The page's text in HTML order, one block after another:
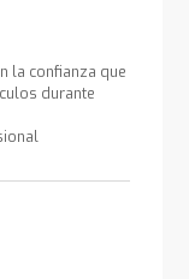
la confianza que
durante